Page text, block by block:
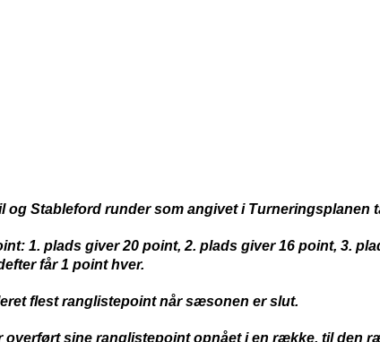
og Stableford runder som angivet i Turneringsplanen
1. plads giver 20 point, 2. plads giver 16 point, 3.
får 1 point hver.
flest ranglistepoint når sæsonen er slut.
overført sine ranglistepoint opnået ien række, tilden